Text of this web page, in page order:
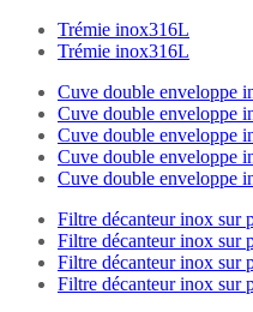
Trémie inox316L
Trémie inox316L
Cuve double enveloppe
Cuve double enveloppe
Cuve double enveloppe
Cuve double enveloppe
Cuve double enveloppe
Filtre décanteur inox sur
Filtre décanteur inox sur
Filtre décanteur inox sur
Filtre décanteur inox sur